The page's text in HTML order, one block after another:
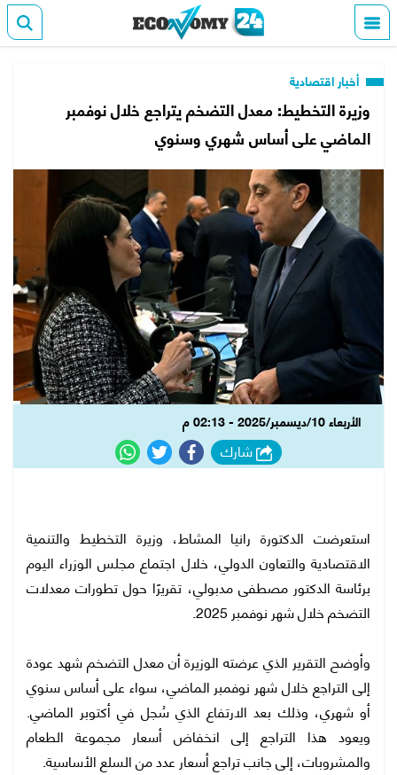
أخبار اقتصادية
وزيرة التخطيط: معدل التضخم يتراجع خلال نوفمبر
الماضي على أساس شهري وسنوي
الأربعاء 10/ديسمبر/2025 - 02:13 م
شارك
استعرضت الدكتورة رانيا المشاط، وزيرة التخطيط والتنمية
الاقتصادية والتعاون الدولي، خلال اجتماع مجلس الوزراء اليوم
برئاسة الدكتور مصطفى مدبولي، تقريرًا حول تطورات معدلات
التضخم خلال شهر نوفمبر 2025.
وأوضح التقرير الذي عرضته الوزيرة أن معدل التضخم شهد عودة
إلى التراجع خلال شهر نوفمبر الماضي، سواء على أساس سنوي
أو شهري، وذلك بعد الارتفاع الذي سُجل في أكتوبر الماضي.
ويعود هذا التراجع إلى انخفاض أسعار مجموعة الطعام
والمشروبات، إلى جانب تراجع أسعار عدد من السلع الأساسية.